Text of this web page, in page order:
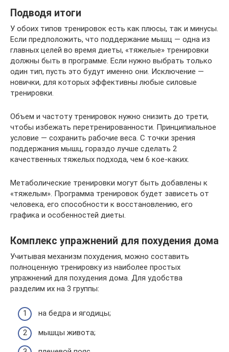
Подводя итоги
У обоих типов тренировок есть как плюсы, так и минусы.
Если предположить, что поддержание мышц — одна из
главных целей во время диеты, «тяжелые» тренировки
должны быть в программе. Если нужно выбрать только
один тип, пусть это будут именно они. Исключение —
новички, для которых эффективны любые силовые
тренировки.
Объем и частоту тренировок нужно снизить до трети,
чтобы избежать перетренированности. Принципиальное
условие — сохранить рабочие веса. С точки зрения
поддержания мышц, гораздо лучше сделать 2
качественных тяжелых подхода, чем 6 кое-каких.
Метаболические тренировки могут быть добавлены к
«тяжелым». Программа тренировок будет зависеть от
человека, его способности к восстановлению, его
графика и особенностей диеты.
Комплекс упражнений для похудения дома
Учитывая механизм похудения, можно составить
полноценную тренировку из наиболее простых
упражнений для похудения дома. Для удобства
разделим их на 3 группы:
на бедра и ягодицы;
мышцы живота;